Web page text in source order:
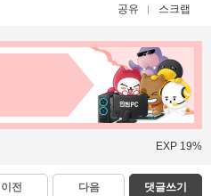
공유 스크랩
EXP 19%
이전 다음 댓글쓰기